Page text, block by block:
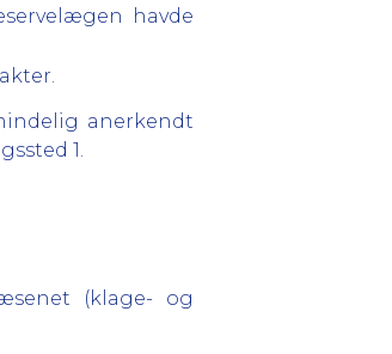
havde
anerkendt
1.
(klage- og